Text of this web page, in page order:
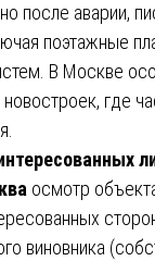
после аварии,
поэтажные
В Москве
где
осмотр
виновника